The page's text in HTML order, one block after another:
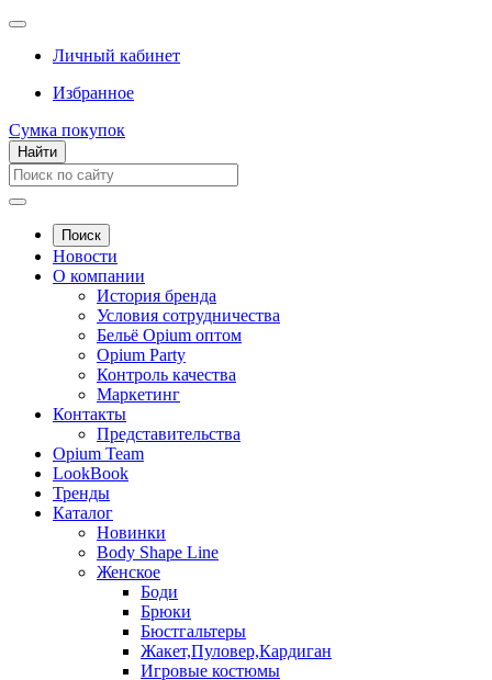
Личный кабинет
Избранное
Сумка покупок
Найти
Поиск
Новости
О компании
История бренда
Условия сотрудничества
Бельё Opium оптом
Opium Party
Контроль качества
Маркетинг
Контакты
Представительства
Opium Team
LookBook
Тренды
Каталог
Новинки
Body Shape Line
Женское
Боди
Брюки
Бюстгальтеры
Жакет,Пуловер,Кардиган
Игровые костюмы